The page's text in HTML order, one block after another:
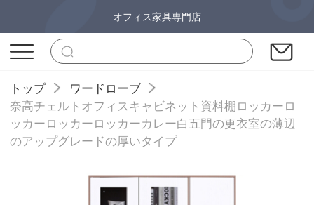
オフィス家具専門店
トップ
ワードローブ
奈高チェルトオフィスキャビネット資料棚ロッカーロ
ッカーロッカーロッカーカレー白五門の更衣室の薄辺
のアップグレードの厚いタイプ